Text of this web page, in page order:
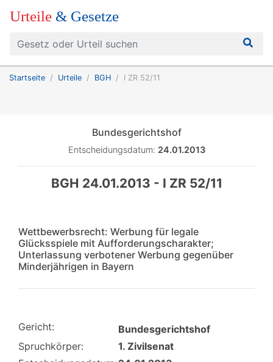
Urteile & Gesetze
Startseite Urteile BGH I ZR 52/11
Bundesgerichtshof
Entscheidungsdatum: 24.01.2013
BGH 24.01.2013 - I ZR 52/11
Wettbewerbsrecht: Werbung für legale
Glücksspiele mit Aufforderungscharakter;
Unterlassung verbotener Werbung gegenüber
Minderjährigen in Bayern
Gericht:
Bundesgerichtshof
Spruchkörper:
1. Zivilsenat